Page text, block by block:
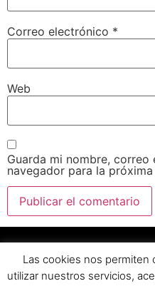
Correo electrónico *
Web
Guarda mi nombre,
navegador para la
Copyright © 2025 porPlataforma
Las cookies nos permiten
utilizar nuestros servicios,